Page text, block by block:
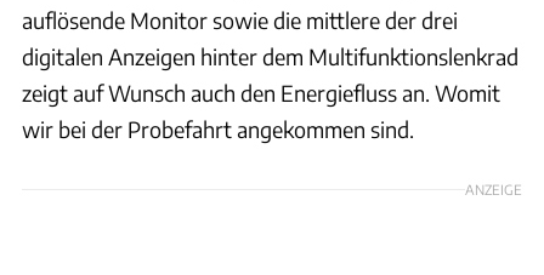
auflösende Monitor sowie die mittlere der drei
digitalen Anzeigen hinter dem Multifunktionslenkrad
zeigt auf Wunsch auch den Energiefluss an. Womit
wir bei der Probefahrt angekommen sind.
ANZEIGE